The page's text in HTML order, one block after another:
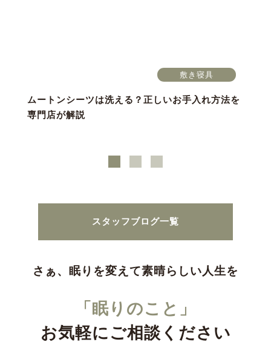
敷き寝具
ムートンシーツは洗える？正しいお手入れ方法を
専門店が解説
スタッフブログ一覧
さぁ、眠りを変えて素晴らしい人生を
「眠りのこと」
お気軽にご相談ください